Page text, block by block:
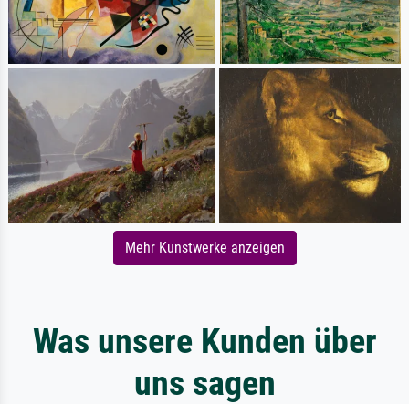
Mehr Kunstwerke anzeigen
Was unsere Kunden über
uns sagen